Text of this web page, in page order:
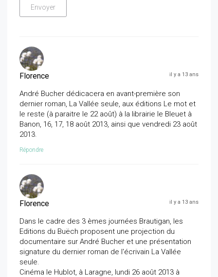
Florence il y a 13 ans
André Bucher dédicacera en avant-première son
dernier roman, La Vallée seule, aux éditions Le mot et
le reste (à paraitre le 22 août) à la librairie le Bleuet à
Banon, 16, 17, 18 août 2013, ainsi que vendredi 23 août
2013.
Répondre
Florence il y a 13 ans
Dans le cadre des 3 èmes journées Brautigan, les
Editions du Buëch proposent une projection du
documentaire sur André Bucher et une présentation
signature du dernier roman de l'écrivain La Vallée
seule.
Cinéma le Hublot, à Laragne, lundi 26 août 2013 à